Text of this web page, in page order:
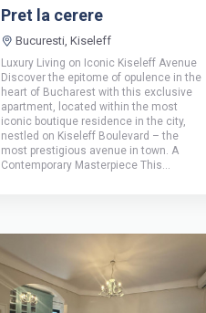
Pret la cerere
Bucuresti, Kiseleff
Luxury Living on Iconic Kiseleff Avenue
Discover the epitome of opulence in the
heart of Bucharest with this exclusive
apartment, located within the most
iconic boutique residence in the city,
nestled on Kiseleff Boulevard – the
most prestigious avenue in town. A
Contemporary Masterpiece This...